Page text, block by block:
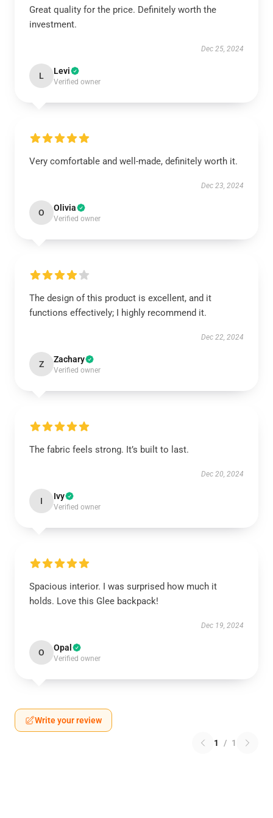
Great quality for the price. Definitely worth the
investment.
Dec 25, 2024
L Levi
Verified owner
Very comfortable and well-made, definitely worth it.
Dec 23, 2024
O Olivia
Verified owner
The design of this product is excellent, and it
functions effectively; I highly recommend it.
Dec 22, 2024
Z Zachary
Verified owner
The fabric feels strong. It’s built to last.
Dec 20, 2024
I Ivy
Verified owner
Spacious interior. I was surprised how much it
holds. Love this Glee backpack!
Dec 19, 2024
O Opal
Verified owner
Write your review
1 / 1